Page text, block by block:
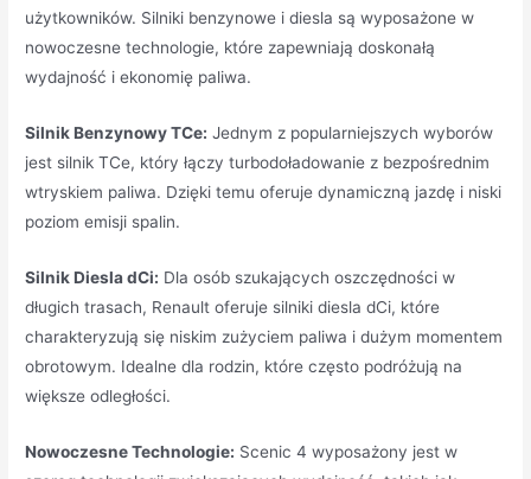
użytkowników. Silniki benzynowe i diesla są wyposażone w
nowoczesne technologie, które zapewniają doskonałą
wydajność i ekonomię paliwa.
Silnik Benzynowy TCe: Jednym z popularniejszych wyborów
jest silnik TCe, który łączy turbodoładowanie z bezpośrednim
wtryskiem paliwa. Dzięki temu oferuje dynamiczną jazdę i niski
poziom emisji spalin.
Silnik Diesla dCi: Dla osób szukających oszczędności w
długich trasach, Renault oferuje silniki diesla dCi, które
charakteryzują się niskim zużyciem paliwa i dużym momentem
obrotowym. Idealne dla rodzin, które często podróżują na
większe odległości.
Nowoczesne Technologie: Scenic 4 wyposażony jest w